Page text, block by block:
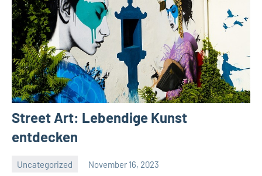
Street Art: Lebendige Kunst
entdecken
Uncategorized November 16, 2023